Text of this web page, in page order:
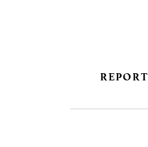
REPORT